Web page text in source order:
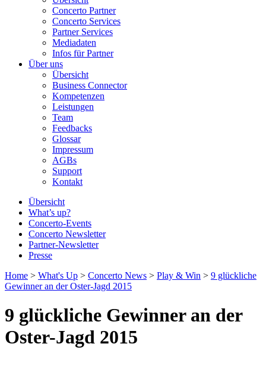
Concerto Partner
Concerto Services
Partner Services
Mediadaten
Infos für Partner
Über uns
Übersicht
Business Connector
Kompetenzen
Leistungen
Team
Feedbacks
Glossar
Impressum
AGBs
Support
Kontakt
Übersicht
What’s up?
Concerto-Events
Concerto Newsletter
Partner-Newsletter
Presse
Home > What's Up > Concerto News > Play & Win > 9 glückliche
Gewinner an der Oster-Jagd 2015
9 glückliche Gewinner an der
Oster-Jagd 2015